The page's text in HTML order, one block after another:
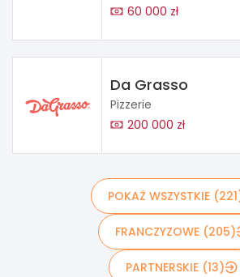
60 000 zł
Da Grasso
Pizzerie
200 000 zł
POKAŻ WSZYSTKIE
FRANCZYZOWE (205)
PARTNERSKIE (13)